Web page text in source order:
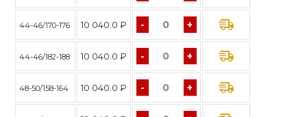
44-46/170-176 10 040.0 ₽ - +
44-46/182-188 10 040.0 ₽ - +
48-50/158-164 10 040.0 ₽ - +